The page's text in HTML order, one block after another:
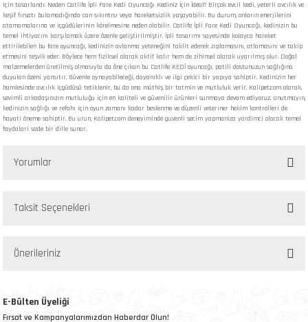
için tasarlandı. Neden Catlife İpli Fare Kedi Oyuncağı Kediniz İçin İdeal? Birçok evcil kedi, yeterli avcılık ve
keşif fırsatı bulamadığında can sıkıntısı veya hareketsizlik yaşayabilir. Bu durum, onların enerjilerini
atamamalarına ve içgüdülerinin körelmesine neden olabilir. Catlife İpli Fare Kedi Oyuncağı, kedinizin bu
temel ihtiyacını karşılamak üzere özenle geliştirilmiştir. İpli tasarımı sayesinde kolayca hareket
ettirilebilen bu fare oyuncağı, kedinizin avlanma yeteneğini taklit ederek zıplamasını, atlamasını ve takip
etmesini teşvik eder. Böylece hem fiziksel olarak aktif kalır hem de zihinsel olarak uyarılmış olur. Doğal
malzemelerden üretilmiş olmasıyla da öne çıkan bu Catlife KEDİ oyuncağı, patili dostunuzun sağlığına
duyulan özeni yansıtır. Güvenle oynayabileceği, dayanıklı ve ilgi çekici bir yapıya sahiptir. Kedinizin her
hamlesinde avcılık içgüdüsü tetiklenir, bu da ona müthiş bir tatmin ve mutluluk verir. Kalipet.com olarak,
sevimli arkadaşınızın mutluluğu için en kaliteli ve güvenilir ürünleri sunmaya devam ediyoruz. Unutmayın,
kedinizin sağlığı ve refahı için oyun zamanı kadar beslenme ve düzenli veteriner hekim kontrolleri de
hayati öneme sahiptir. Bu urun, Kalipet.com deneyiminde guvenli secim yapmaniza yardimci olacak temel
faydalari sade bir dille sunar.
Yorumlar
Taksit Seçenekleri
Önerileriniz
gördüğünüz noktaları öneri formunu kullanarak tarafımıza iletebilirsiniz.
E-Bülten Üyeliği
Fırsat ve Kampanyalarımızdan Haberdar Olun!